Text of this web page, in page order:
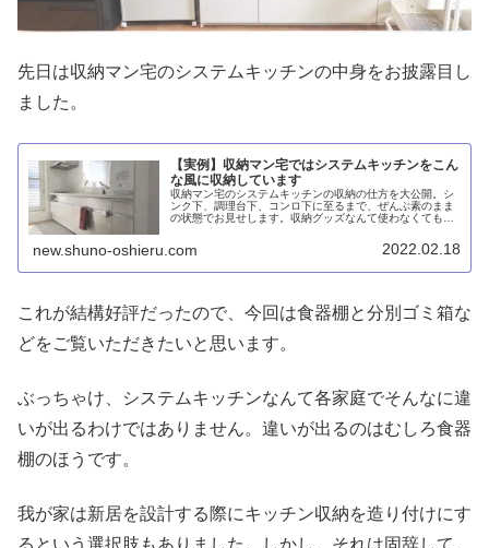
先日は収納マン宅のシステムキッチンの中身をお披露目し
ました。
【実例】収納マン宅ではシステムキッチンをこん
な風に収納しています
収納マン宅のシステムキッチンの収納の仕方を大公開。シ
ンク下、調理台下、コンロ下に至るまで、ぜんぶ素のまま
の状態でお見せします。収納グッズなんて使わなくてもゾ
new.shuno-oshieru.com 2022.02.18
これが結構好評だったので、今回は食器棚と分別ゴミ箱な
どをご覧いただきたいと思います。
ぶっちゃけ、システムキッチンなんて各家庭でそんなに違
いが出るわけではありません。違いが出るのはむしろ食器
棚のほうです。
我が家は新居を設計する際にキッチン収納を造り付けにす